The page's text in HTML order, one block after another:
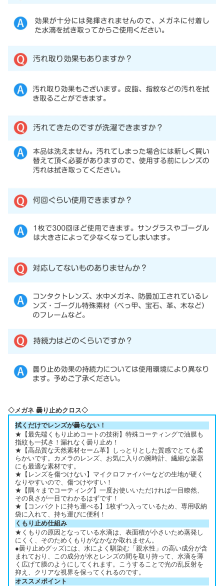
◇メガネ 曇り止めクロス◇
拭くだけでレンズが曇らない！
★【最先端くもり止めコートの技術】特殊コーティングで油膜も
指紋も一拭き！漏れなく曇り止め！
★【高品質な天然素材セーム革】しっとりとした質感でとても柔
らかいです。カメラのレンズ、お気に入りの腕時計、繊細な楽器
にも最適な素材です。
★【レンズを傷つけない】マイクロファイバーなどの生地が硬く
なりやすいので、傷つけやすい！
★【隅々までコーティング】一度お使いいただければ一目瞭然、
その良さが一目でわかるはずです！
★【コンパクトに持ち運べる】1枚ずつ入っているため、専用収納
袋に入れて、持ち運びに便利！
くもり止め仕組み
★くもりの原因となっている水滴は、表面積が小さいため蒸発し
にくく、そのためくもりがなかなか取れません。
●曇り止めグッズには、水によく馴染む「親水性」の高い成分が含
まれており、この成分が水とレンズの間を取り持って、水滴を薄
く広げて膜のようにしてくれます。こうすることで光の乱反射を
抑え、クリアな視界を保ってくれるのです。
オススメポイント